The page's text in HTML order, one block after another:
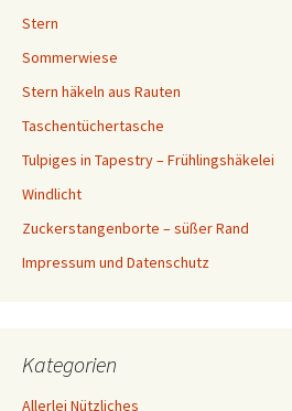
Stern
Sommerwiese
Stern häkeln aus Rauten
Taschentüchertasche
Tulpiges in Tapestry – Frühlingshäkelei
Windlicht
Zuckerstangenborte – süßer Rand
Impressum und Datenschutz
Kategorien
Allerlei Nützliches